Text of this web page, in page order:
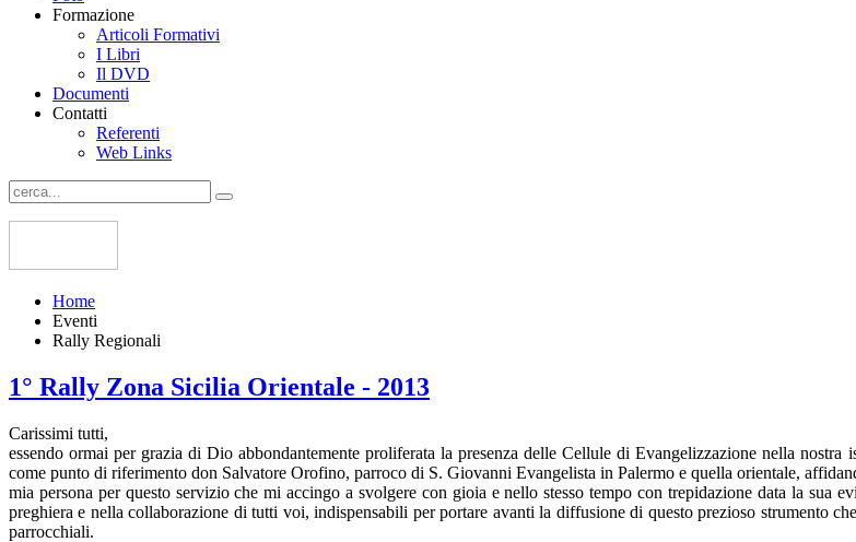
Formazione
Articoli Formativi
I Libri
Il DVD
Documenti
Contatti
Referenti
Web Links
Home
Eventi
Rally Regionali
1° Rally Zona Sicilia Orientale - 2013
Carissimi tutti,
essendo ormai per grazia di Dio abbondantemente proliferata la presenza delle Cellule di Evangelizzazione nella
come punto di riferimento don Salvatore Orofino, parroco di S. Giovanni Evangelista in Palermo e quella orientale,
mia persona per questo servizio che mi accingo a svolgere con gioia e nello stesso tempo con trepidazione data la sua
preghiera e nella collaborazione di tutti voi, indispensabili per portare avanti la diffusione di questo prezioso strumento
parrocchiali.